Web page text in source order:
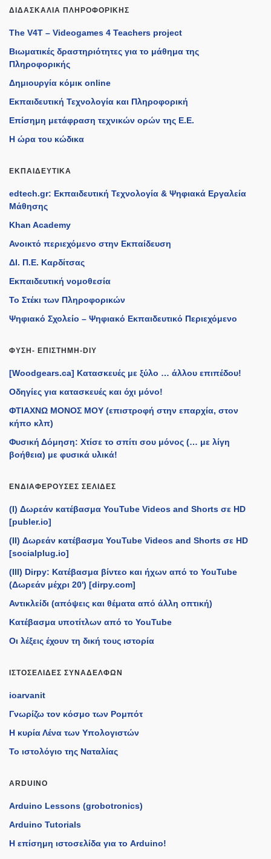
ΔΙΔΑΣΚΑΛΊΑ ΠΛΗΡΟΦΟΡΙΚΉΣ
The V4T – Videogames 4 Teachers project
Βιωματικές δραστηριότητες για το μάθημα της
Πληροφορικής
Δημιουργία κόμικ online
Εκπαιδευτική Τεχνολογία και Πληροφορική
Επίσημη μετάφραση τεχνικών ορών της Ε.Ε.
Η ώρα του κώδικα
ΕΚΠΑΙΔΕΥΤΙΚΆ
edtech.gr: Εκπαιδευτική Τεχνολογία & Ψηφιακά Εργαλεία
Μάθησης
Khan Academy
Ανοικτό περιεχόμενο στην Εκπαίδευση
ΔΙ. Π.Ε. Καρδίτσας
Εκπαιδευτική νομοθεσία
Το Στέκι των Πληροφορικών
Ψηφιακό Σχολείο – Ψηφιακό Εκπαιδευτικό Περιεχόμενο
ΦΎΣΗ- ΕΠΙΣΤΉΜΗ-DIY
[Woodgears.ca] Κατασκευές με ξύλο … άλλου επιπέδου!
Οδηγίες για κατασκευές και όχι μόνο!
ΦΤΙΑΧΝΩ ΜΟΝΟΣ ΜΟΥ (επιστροφή στην επαρχία, στον
κήπο κλπ)
Φυσική Δόμηση: Χτίσε το σπίτι σου μόνος (… με λίγη
βοήθεια) με φυσικά υλικά!
ΕΝΔΙΑΦΈΡΟΥΣΕΣ ΣΕΛΊΔΕΣ
(I) Δωρεάν κατέβασμα YouTube Videos and Shorts σε HD
[publer.io]
(II) Δωρεάν κατέβασμα YouTube Videos and Shorts σε HD
[socialplug.io]
(III) Dirpy: Κατέβασμα βίντεο και ήχων από το YouTube
(Δωρεάν μέχρι 20') [dirpy.com]
Αντικλείδι (απόψεις και θέματα από άλλη οπτική)
Κατέβασμα υποτίτλων από το YouTube
Οι λέξεις έχουν τη δική τους ιστορία
ΙΣΤΟΣΕΛΊΔΕΣ ΣΥΝΑΔΈΛΦΩΝ
ioarvanit
Γνωρίζω τον κόσμο των Ρομπότ
Η κυρία Λένα των Υπολογιστών
Το ιστολόγιο της Ναταλίας
ARDUINO
Arduino Lessons (grobotronics)
Arduino Tutorials
H επίσημη ιστοσελίδα για το Arduino!